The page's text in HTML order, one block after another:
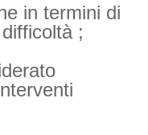
in termini di
;